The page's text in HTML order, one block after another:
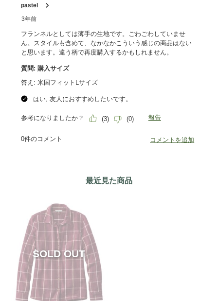
最近見た商品